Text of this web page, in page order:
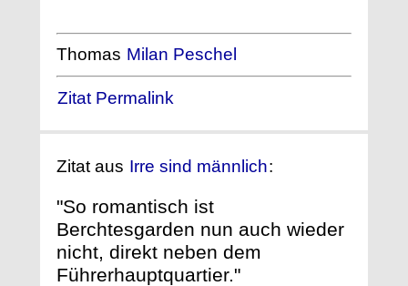
Thomas Milan Peschel
Zitat Permalink
Zitat aus Irre sind männlich:
"So romantisch ist
Berchtesgarden nun auch wieder
nicht, direkt neben dem
Führerhauptquartier."